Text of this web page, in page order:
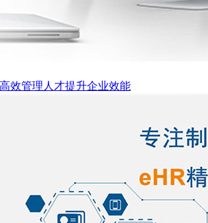
效管理人才提升企业效能